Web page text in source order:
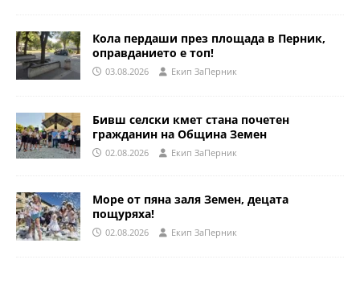
Кола пердаши през площада в Перник,
оправданието е топ!
03.08.2026 Eкип ЗаПерник
Бивш селски кмет стана почетен
гражданин на Община Земен
02.08.2026 Eкип ЗаПерник
Море от пяна заля Земен, децата
пощуряха!
02.08.2026 Eкип ЗаПерник